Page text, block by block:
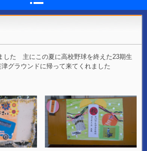
した 主にこの夏に高校野球を終えた23期生
津グラウンドに帰って来てくれました